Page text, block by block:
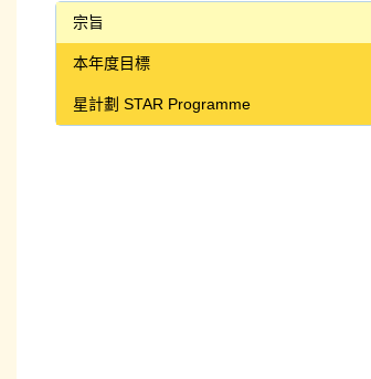
宗旨
本年度目標
星計劃 STAR Programme